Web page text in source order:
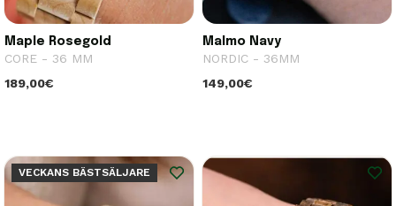
Maple Rosegold
CORE - 36 MM
189,00€
Malmo Navy
NORDIC - 36MM
149,00€
VECKANS BÄSTSÄLJARE